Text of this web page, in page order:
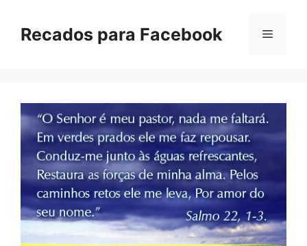
paraRecados para Facebook Menu